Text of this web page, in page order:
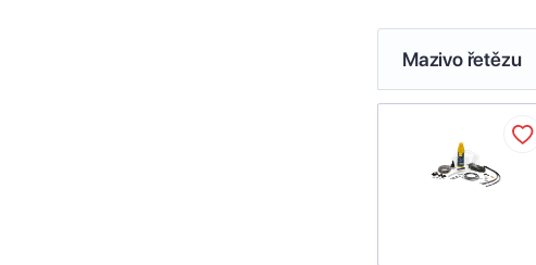
Mazivo řetězu